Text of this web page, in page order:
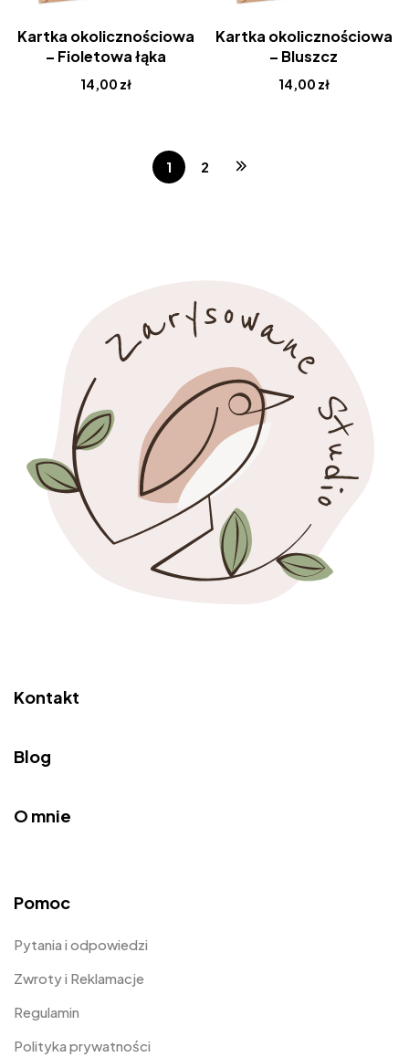
Kartka okolicznościowa
– Fioletowa łąka
14,00 zł
Kartka okolicznościowa
– Bluszcz
14,00 zł
1 2
Kontakt
Blog
O mnie
Pomoc
Pytania i odpowiedzi
Zwroty i Reklamacje
Regulamin
Polityka prywatności